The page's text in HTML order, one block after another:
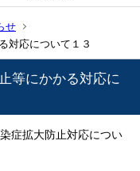
せ
対応について１３
等にかかる対応に
症拡大防止対応につい